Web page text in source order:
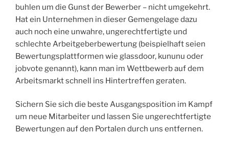
buhlen um die Gunst der Bewerber – nicht umgekehrt.
Hat ein Unternehmen in dieser Gemengelage dazu
auch noch eine unwahre, ungerechtfertigte und
schlechte Arbeitgeberbewertung (beispielhaft seien
Bewertungsplattformen wie glassdoor, kununu oder
jobvote genannt), kann man im Wettbewerb auf dem
Arbeitsmarkt schnell ins Hintertreffen geraten.
Sichern Sie sich die beste Ausgangsposition im Kampf
um neue Mitarbeiter und lassen Sie ungerechtfertigte
Bewertungen auf den Portalen durch uns entfernen.